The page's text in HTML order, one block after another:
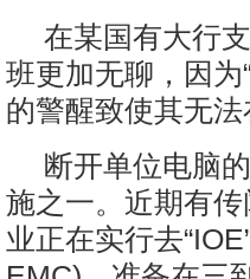
在某国有大行
班更加无聊，因为
的警醒致使其无法
断开单位电脑
施之一。近期有传
业正在实行去